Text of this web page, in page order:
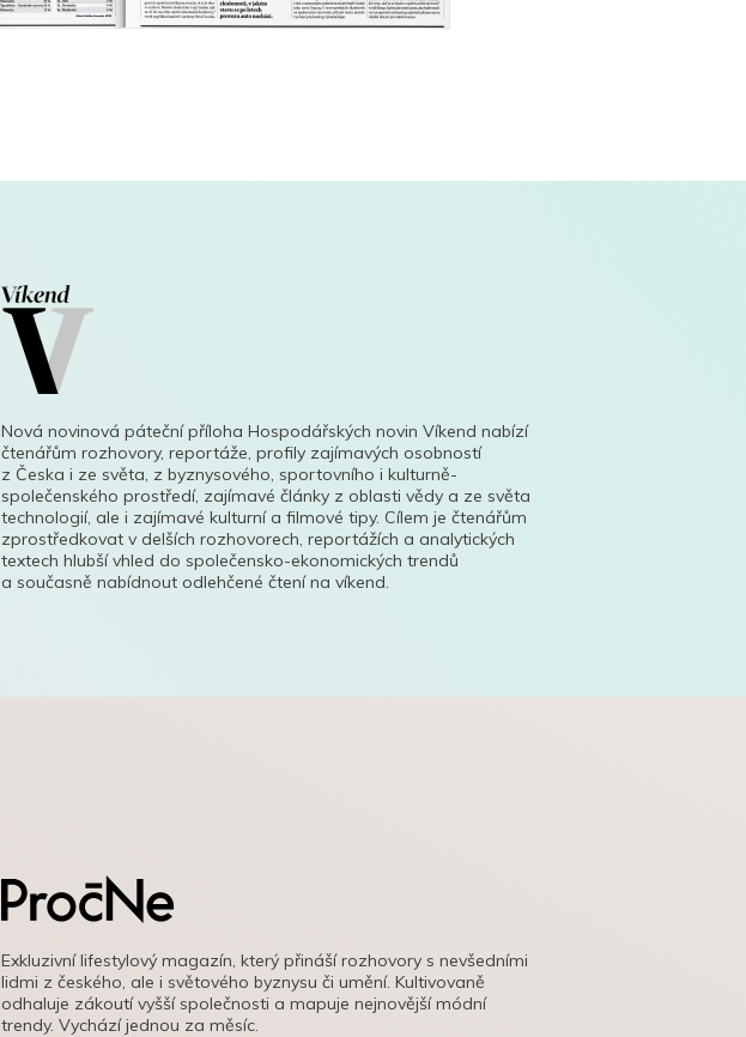
Nová novinová páteční příloha Hospodářských novin Víkend nabízí
čtenářům rozhovory, reportáže, profily zajímavých osobností
z Česka i ze světa, z byznysového, sportovního i kulturně-
společenského prostředí, zajímavé články z oblasti vědy a ze světa
technologií, ale i zajímavé kulturní a filmové tipy. Cílem je čtenářům
zprostředkovat v delších rozhovorech, reportážích a analytických
textech hlubší vhled do společensko-ekonomických trendů
a současně nabídnout odlehčené čtení na víkend.
Exkluzivní lifestylový magazín, který přináší rozhovory s nevšedními
lidmi z českého, ale i světového byznysu či umění. Kultivovaně
odhaluje zákoutí vyšší společnosti a mapuje nejnovější módní
trendy. Vychází jednou za měsíc.